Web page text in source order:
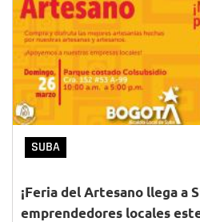
SUBA
¡Feria del Artesano llega a
emprendedores locales